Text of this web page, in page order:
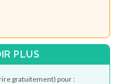
PLUS
gratuitement) pour :